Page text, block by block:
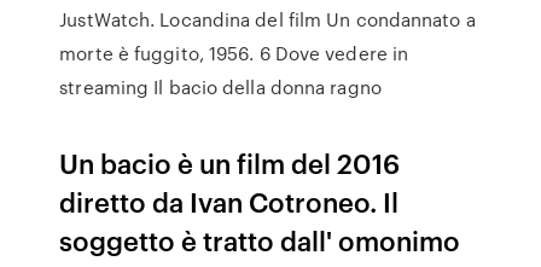
JustWatch. Locandina del film Un condannato a
morte è fuggito, 1956. 6 Dove vedere in
streaming Il bacio della donna ragno
Un bacio è un film del 2016
diretto da Ivan Cotroneo. Il
soggetto è tratto dall' omonimo